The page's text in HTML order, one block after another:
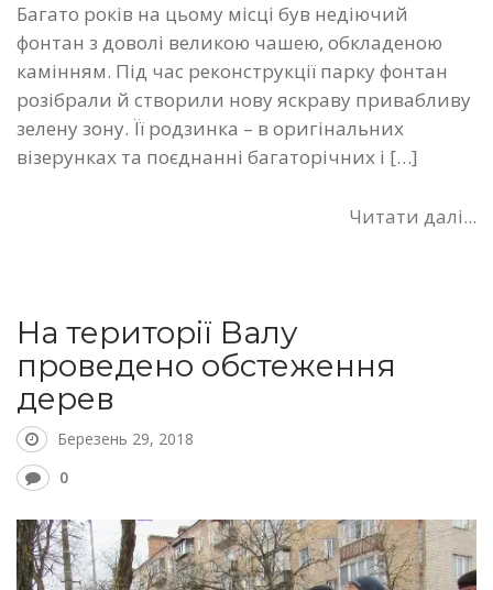
Багато років на цьому місці був недіючий
фонтан з доволі великою чашею, обкладеною
камінням. Під час реконструкції парку фонтан
розібрали й створили нову яскраву привабливу
зелену зону. Її родзинка – в оригінальних
візерунках та поєднанні багаторічних і […]
Читати далі...
На території Валу
проведено обстеження
дерев
Березень 29, 2018
0